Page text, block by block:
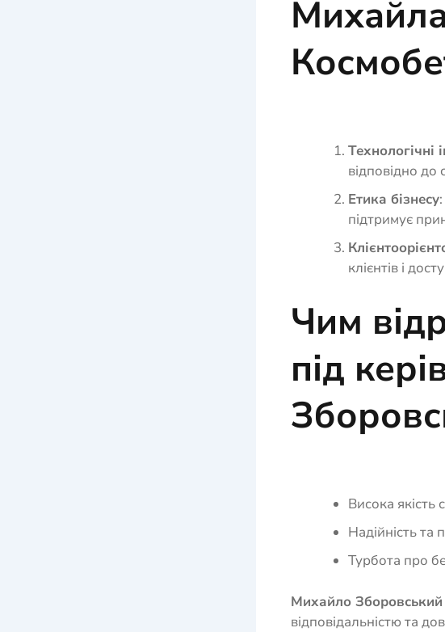
Технологічні
відповідно до
Етика бізнесу
підтримує
клієнтів і
Чим
під
Висока якість
Надійність та
Турбота про
Михайло
відповідальністю та